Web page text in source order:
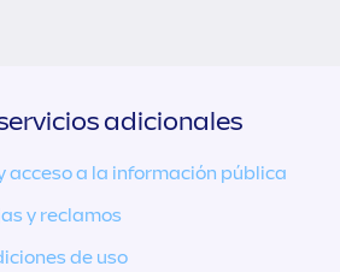
adicionales
acceso a la información pública
y reclamos
de uso